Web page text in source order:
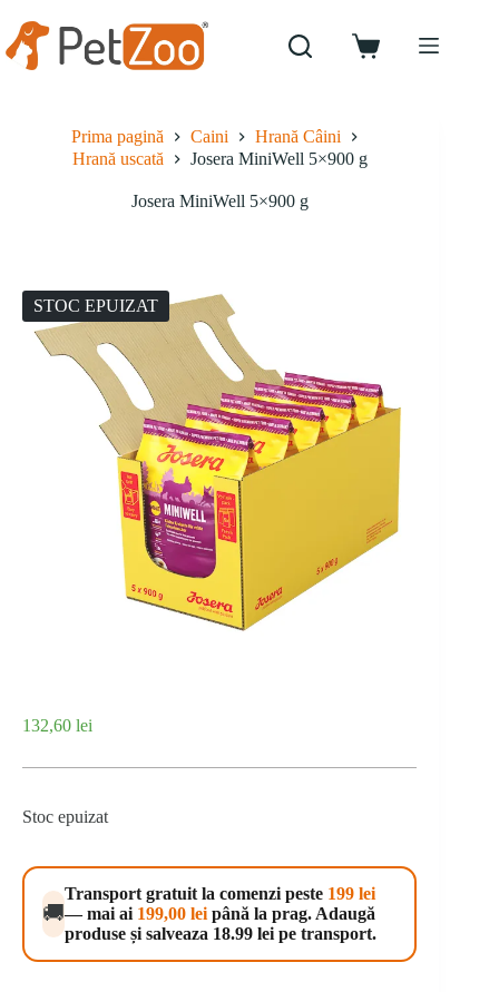
conținut
Coș
Prima pagină Caini
Hrană Câini
Hrană uscată
Josera MiniWell 5×900 g
Josera MiniWell 5×900 g
STOC EPUIZAT
132,60 lei
Stoc epuizat
🚚
Transport gratuit la comenzi peste 199 lei
— mai ai 199,00 lei până la prag. Adaugă
produse și salveaza 18.99 lei pe transport.